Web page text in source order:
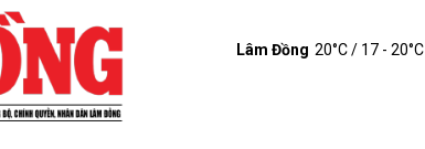
Lâm Đồng 20°C/ 17 - 20°C